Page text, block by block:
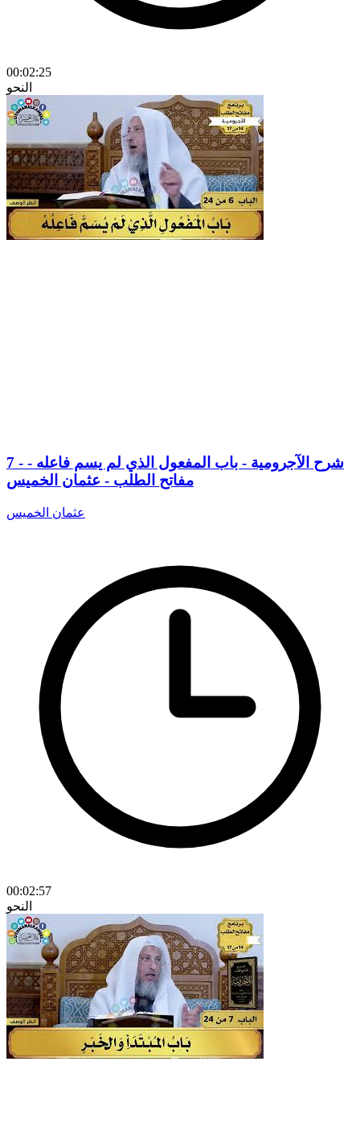
00:02:25
النحو
7 - شرح الآجرومية - باب المفعول الذي لم يسم فاعله -
مفاتح الطلب - عثمان الخميس
عثمان الخميس
00:02:57
النحو